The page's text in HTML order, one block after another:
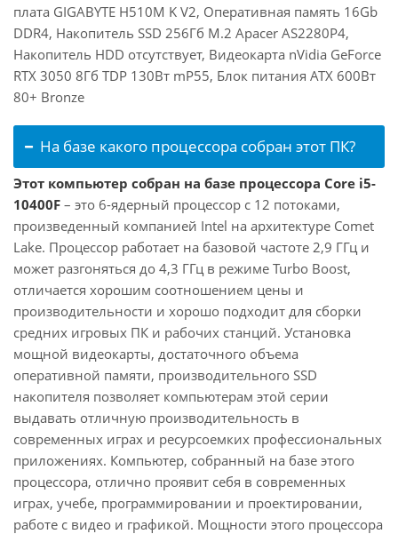
плата GIGABYTE H510M K V2, Оперативная память 16Gb
DDR4, Накопитель SSD 256Гб M.2 Apacer AS2280P4,
Накопитель HDD отсутствует, Видеокарта nVidia GeForce
RTX 3050 8Гб TDP 130Вт mP55, Блок питания ATX 600Вт
80+ Bronze
На базе какого процессора собран этот ПК?
Этот компьютер собран на базе процессора Core i5-
10400F – это 6-ядерный процессор с 12 потоками,
произведенный компанией Intel на архитектуре Comet
Lake. Процессор работает на базовой частоте 2,9 ГГц и
может разгоняться до 4,3 ГГц в режиме Turbo Boost,
отличается хорошим соотношением цены и
производительности и хорошо подходит для сборки
средних игровых ПК и рабочих станций. Установка
мощной видеокарты, достаточного объема
оперативной памяти, производительного SSD
накопителя позволяет компьютерам этой серии
выдавать отличную производительность в
современных играх и ресурсоемких профессиональных
приложениях. Компьютер, собранный на базе этого
процессора, отлично проявит себя в современных
играх, учебе, программировании и проектировании,
работе с видео и графикой. Мощности этого процессора